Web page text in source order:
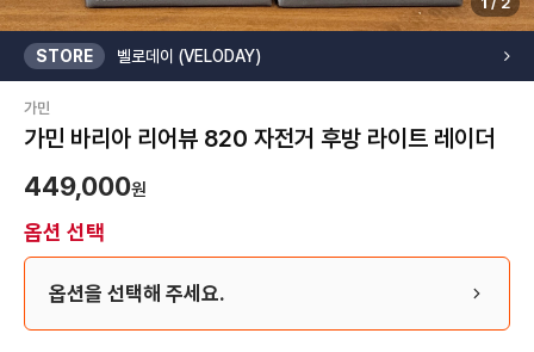
STORE 벨로데이 (VELODAY)
가민
가민 바리아 리어뷰 820 자전거 후방 라이트 레이더
449,000원
옵션 선택
옵션을 선택해 주세요.